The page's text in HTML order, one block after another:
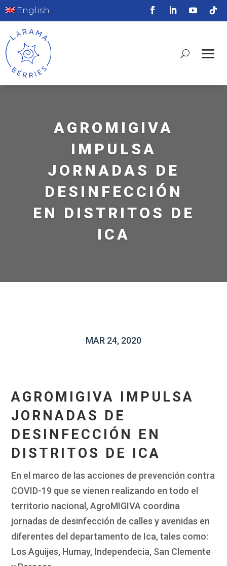
English
AGROMIGIVA
IMPULSA
JORNADAS DE
DESINFECCIÓN
EN DISTRITOS DE
ICA
MAR 24, 2020
AGROMIGIVA IMPULSA
JORNADAS DE
DESINFECCIÓN EN
DISTRITOS DE ICA
En el marco de las acciones de prevención contra
COVID-19 que se vienen realizando en todo el
territorio nacional, AgroMIGIVA coordina
jornadas de desinfección de calles y avenidas en
diferentes del departamento de Ica, tales como:
Los Aguijes, Humay, Independecia, San Clemente